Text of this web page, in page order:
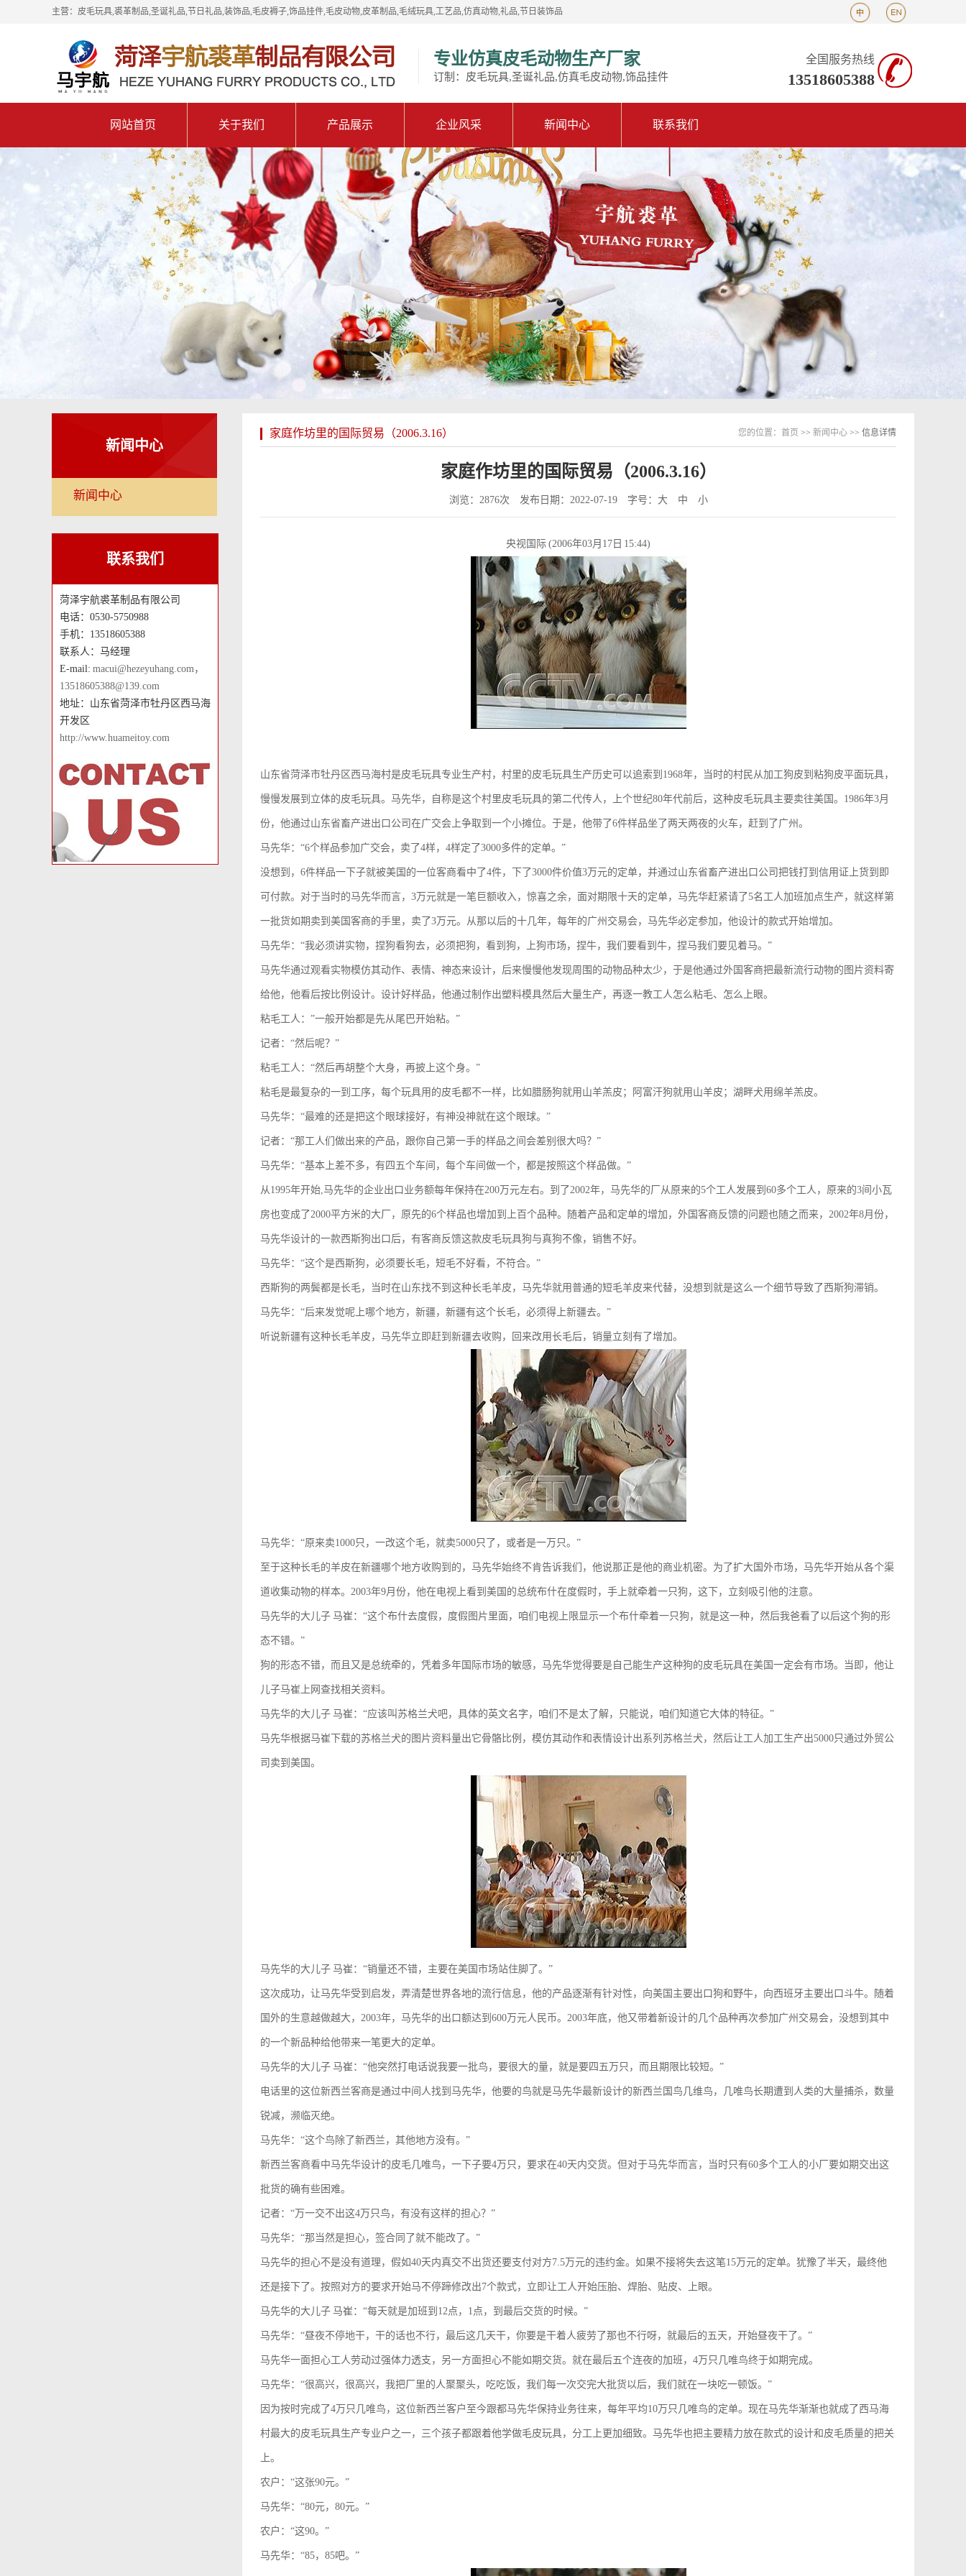
主营：皮毛玩具,裘革制品,圣诞礼品,节日礼品,装饰品,毛皮褥子,饰品挂件,毛皮动物,皮革制品,毛绒玩具,工艺品,仿真动物,礼品,节日装饰品
专业仿真皮毛动物生产厂家
订制：皮毛玩具,圣诞礼品,仿真毛皮动物,饰品挂件
全国服务热线
13518605388
网站首页 关于我们 产品展示 企业风采 新闻中心 联系我们
新闻中心
新闻中心
联系我们
菏泽宇航裘革制品有限公司
电话：0530-5750988
手机：13518605388
联系人：马经理
E-mail: macui@hezeyuhang.com，
13518605388@139.com
地址：山东省菏泽市牡丹区西马海
开发区
http://www.huameitoy.com
家庭作坊里的国际贸易（2006.3.16） 您的位置： 首页 >> 新闻中心 >> 信息详情
家庭作坊里的国际贸易（2006.3.16）
浏览：2876次 发布日期：2022-07-19 字号： 大 中 小
央视国际 (2006年03月17日 15:44)
山东省菏泽市牡丹区西马海村是皮毛玩具专业生产村，村里的皮毛玩具生产历史可以追索到1968年，当时的村民从加工狗皮到粘狗皮平面玩具，
慢慢发展到立体的皮毛玩具。马先华，自称是这个村里皮毛玩具的第二代传人，上个世纪80年代前后，这种皮毛玩具主要卖往美国。1986年3月
份，他通过山东省畜产进出口公司在广交会上争取到一个小摊位。于是，他带了6件样品坐了两天两夜的火车，赶到了广州。
马先华：“6个样品参加广交会，卖了4样，4样定了3000多件的定单。”
没想到，6件样品一下子就被美国的一位客商看中了4件，下了3000件价值3万元的定单，并通过山东省畜产进出口公司把钱打到信用证上货到即
可付款。对于当时的马先华而言，3万元就是一笔巨额收入，惊喜之余，面对期限十天的定单，马先华赶紧请了5名工人加班加点生产，就这样第
一批货如期卖到美国客商的手里，卖了3万元。从那以后的十几年，每年的广州交易会，马先华必定参加，他设计的款式开始增加。
马先华：“我必须讲实物，捏狗看狗去，必须把狗，看到狗，上狗市场，捏牛，我们要看到牛，捏马我们要见着马。”
马先华通过观看实物模仿其动作、表情、神态来设计，后来慢慢他发现周围的动物品种太少，于是他通过外国客商把最新流行动物的图片资料寄
给他，他看后按比例设计。设计好样品，他通过制作出塑料模具然后大量生产，再逐一教工人怎么粘毛、怎么上眼。
粘毛工人：”一般开始都是先从尾巴开始粘。”
记者：“然后呢？”
粘毛工人：“然后再胡整个大身，再披上这个身。”
粘毛是最复杂的一到工序，每个玩具用的皮毛都不一样，比如腊肠狗就用山羊羔皮；阿富汗狗就用山羊皮；湖畔犬用绵羊羔皮。
马先华：“最难的还是把这个眼球接好，有神没神就在这个眼球。”
记者：“那工人们做出来的产品，跟你自己第一手的样品之间会差别很大吗？”
马先华：“基本上差不多，有四五个车间，每个车间做一个，都是按照这个样品做。”
从1995年开始,马先华的企业出口业务额每年保持在200万元左右。到了2002年，马先华的厂从原来的5个工人发展到60多个工人，原来的3间小瓦
房也变成了2000平方米的大厂，原先的6个样品也增加到上百个品种。随着产品和定单的增加，外国客商反馈的问题也随之而来，2002年8月份，
马先华设计的一款西斯狗出口后，有客商反馈这款皮毛玩具狗与真狗不像，销售不好。
马先华：“这个是西斯狗，必须要长毛，短毛不好看，不符合。”
西斯狗的两鬓都是长毛，当时在山东找不到这种长毛羊皮，马先华就用普通的短毛羊皮来代替，没想到就是这么一个细节导致了西斯狗滞销。
马先华：“后来发觉呢上哪个地方，新疆，新疆有这个长毛，必须得上新疆去。”
听说新疆有这种长毛羊皮，马先华立即赶到新疆去收购，回来改用长毛后，销量立刻有了增加。
马先华：“原来卖1000只，一改这个毛，就卖5000只了，或者是一万只。”
至于这种长毛的羊皮在新疆哪个地方收购到的，马先华始终不肯告诉我们，他说那正是他的商业机密。为了扩大国外市场，马先华开始从各个渠
道收集动物的样本。2003年9月份，他在电视上看到美国的总统布什在度假时，手上就牵着一只狗，这下，立刻吸引他的注意。
马先华的大儿子 马崔：“这个布什去度假，度假图片里面，咱们电视上限显示一个布什牵着一只狗，就是这一种，然后我爸看了以后这个狗的形
态不错。”
狗的形态不错，而且又是总统牵的，凭着多年国际市场的敏感，马先华觉得要是自己能生产这种狗的皮毛玩具在美国一定会有市场。当即，他让
儿子马崔上网查找相关资料。
马先华的大儿子 马崔：“应该叫苏格兰犬吧，具体的英文名字，咱们不是太了解，只能说，咱们知道它大体的特征。”
马先华根据马崔下载的苏格兰犬的图片资料量出它骨骼比例，模仿其动作和表情设计出系列苏格兰犬，然后让工人加工生产出5000只通过外贸公
司卖到美国。
马先华的大儿子 马崔：“销量还不错，主要在美国市场站住脚了。”
这次成功，让马先华受到启发，弄清楚世界各地的流行信息，他的产品逐渐有针对性，向美国主要出口狗和野牛，向西班牙主要出口斗牛。随着
国外的生意越做越大，2003年，马先华的出口额达到600万元人民币。2003年底，他又带着新设计的几个品种再次参加广州交易会，没想到其中
的一个新品种给他带来一笔更大的定单。
马先华的大儿子 马崔：“他突然打电话说我要一批鸟，要很大的量，就是要四五万只，而且期限比较短。”
电话里的这位新西兰客商是通过中间人找到马先华，他要的鸟就是马先华最新设计的新西兰国鸟几维鸟，几唯鸟长期遭到人类的大量捕杀，数量
锐减，濒临灭绝。
马先华：“这个鸟除了新西兰，其他地方没有。”
新西兰客商看中马先华设计的皮毛几唯鸟，一下子要4万只，要求在40天内交货。但对于马先华而言，当时只有60多个工人的小厂要如期交出这
批货的确有些困难。
记者：“万一交不出这4万只鸟，有没有这样的担心？”
马先华：“那当然是担心，签合同了就不能改了。”
马先华的担心不是没有道理，假如40天内真交不出货还要支付对方7.5万元的违约金。如果不接将失去这笔15万元的定单。犹豫了半天，最终他
还是接下了。按照对方的要求开始马不停蹄修改出7个款式，立即让工人开始压胎、焊胎、贴皮、上眼。
马先华的大儿子 马崔：“每天就是加班到12点，1点，到最后交货的时候。”
马先华：“昼夜不停地干，干的话也不行，最后这几天干，你要是干着人疲劳了那也不行呀，就最后的五天，开始昼夜干了。”
马先华一面担心工人劳动过强体力透支，另一方面担心不能如期交货。就在最后五个连夜的加班，4万只几唯鸟终于如期完成。
马先华：“很高兴，很高兴，我把厂里的人聚聚头，吃吃饭，我们每一次交完大批货以后，我们就在一块吃一顿饭。”
因为按时完成了4万只几唯鸟，这位新西兰客户至今跟都马先华保持业务往来，每年平均10万只几唯鸟的定单。现在马先华渐渐也就成了西马海
村最大的皮毛玩具生产专业户之一，三个孩子都跟着他学做毛皮玩具，分工上更加细致。马先华也把主要精力放在款式的设计和皮毛质量的把关
上。
农户：“这张90元。”
马先华：“80元，80元。”
农户：“这90。”
马先华：“85，85吧。”